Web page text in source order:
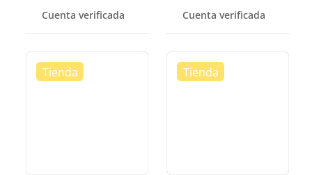
Cuenta verificada Cuenta verificada